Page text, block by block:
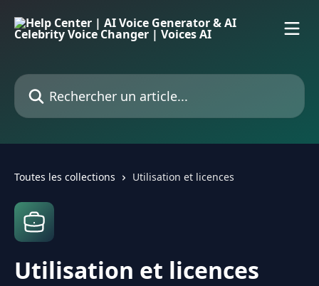
Rechercher un article...
Toutes les collections Utilisation et licences
Utilisation et licences